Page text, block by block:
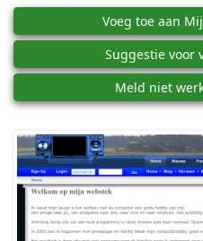
Voeg toe aan
Suggestie voor
Meld niet